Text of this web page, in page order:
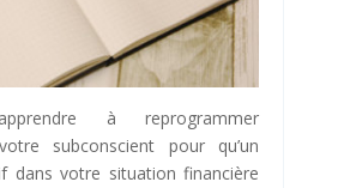
à reprogrammer
subconscient pour qu’un
dans votre situation financière